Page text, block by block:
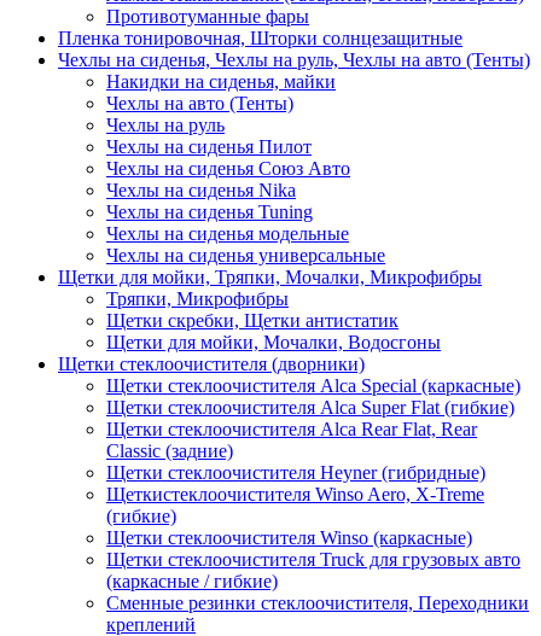
Противотуманные фары
Пленка тонировочная, Шторки солнцезащитные
Чехлы на сиденья, Чехлы на руль, Чехлы на авто (Тенты)
Накидки на сиденья, майки
Чехлы на авто (Тенты)
Чехлы на руль
Чехлы на сиденья Пилот
Чехлы на сиденья Союз Авто
Чехлы на сиденья Nika
Чехлы на сиденья Tuning
Чехлы на сиденья модельные
Чехлы на сиденья универсальные
Щетки для мойки, Тряпки, Мочалки, Микрофибры
Тряпки, Микрофибры
Щетки скребки, Щетки антистатик
Щетки для мойки, Мочалки, Водосгоны
Щетки стеклоочистителя (дворники)
Щетки стеклоочистителя Alca Special (каркасные)
Щетки стеклоочистителя Alca Super Flat (гибкие)
Щетки стеклоочистителя Alca Rear Flat, Rear
Classic (задние)
Щетки стеклоочистителя Heyner (гибридные)
Щеткистеклоочистителя Winso Aero, X-Treme
(гибкие)
Щетки стеклоочистителя Winso (каркасные)
Щетки стеклоочистителя Truck для грузовых авто
(каркасные / гибкие)
Сменные резинки стеклоочистителя, Переходники
креплений